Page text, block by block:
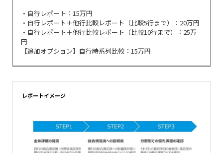
・自行レポート：15万円
・自行レポート＋他行比較レポート（比較5行まで）：20万円
・自行レポート＋他行比較レポート（比較10行まで）：25万
円
【追加オプション】自行時系列比較：15万円
レポートイメージ